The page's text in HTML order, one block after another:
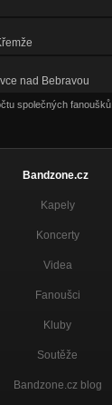
nad Bebravou
společných fanoušků.
Bandzone.cz
Kapely
Koncerty
Videa
Fanoušci
Kluby
Soutěže
Bandzone.cz blog